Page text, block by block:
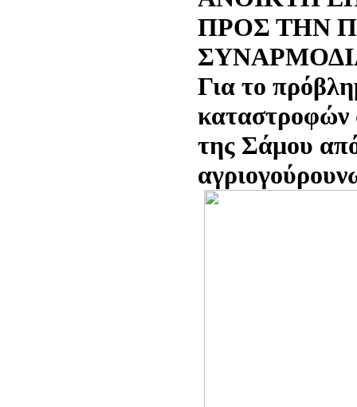
ΠΡΟΣ ΤΗΝ
Για το
καταστροφών
της Σάμου